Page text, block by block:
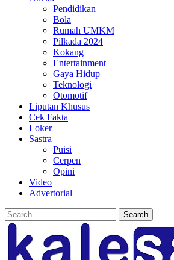
Pendidikan
Bola
Rumah UMKM
Pilkada 2024
Kokang
Entertainment
Gaya Hidup
Teknologi
Otomotif
Liputan Khusus
Cek Fakta
Loker
Sastra
Puisi
Cerpen
Opini
Video
Advertorial